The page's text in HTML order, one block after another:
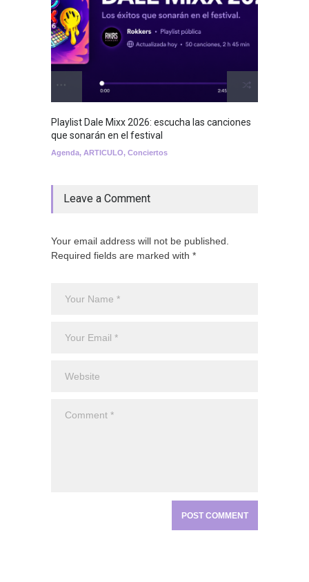
Playlist Dale Mixx 2026: escucha las canciones
que sonarán en el festival
Agenda, ARTICULO, Conciertos
Leave a Comment
Your email address will not be published.
Required fields are marked with *